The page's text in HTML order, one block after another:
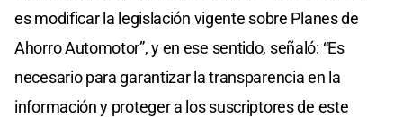
es modificar la legislación vigente sobre Planes de
Ahorro Automotor”, y en ese sentido, señaló: “Es
necesario para garantizar la transparencia en la
información y proteger a los suscriptores de este